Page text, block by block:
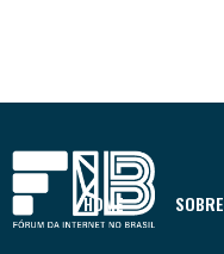
HOME SOBRE